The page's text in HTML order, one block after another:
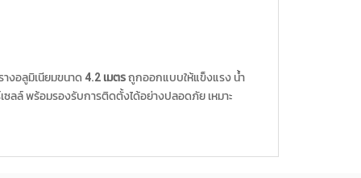
งอลูมิเนียมขนาด 4.2 เมตรถูกออกแบบให้แข็งแรง น้ำ
ลล์ พร้อมรองรับการติดตั้งได้อย่างปลอดภัย เหมาะ